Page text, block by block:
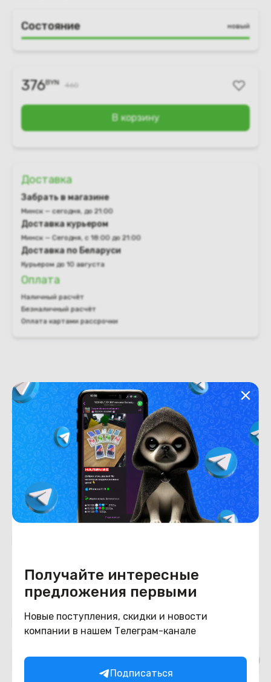
Получайте интересные
предложения первыми
Новые поступления, скидки и новости
компании в нашем Телеграм-канале
Подписаться
Состояние новый
376BYN 460
В корзину
Доставка
Забрать в магазине
Минск — сегодня, до 21:00
Доставка курьером
Минск — Сегодня, с 18:00 до 21:00
Доставка по Беларуси
Курьером до 10 августа
Оплата
Наличный расчёт
Безналичный расчёт
Оплата картами рассрочки
Характеристики Отзывы о магазине
Состояние
Состояние новый
Подборки товаров в категории
JBL Misc Бытовая техника